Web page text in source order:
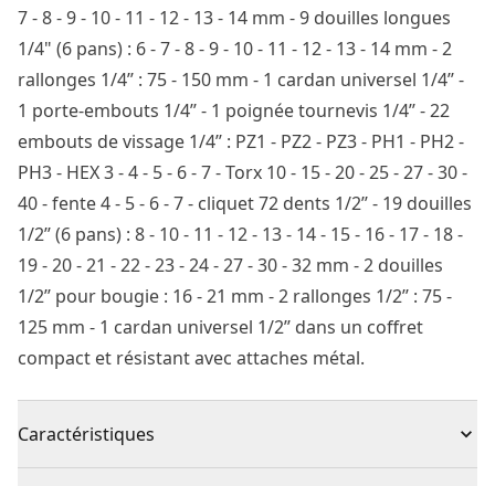
7 - 8 - 9 - 10 - 11 - 12 - 13 - 14 mm - 9 douilles longues
1/4" (6 pans) : 6 - 7 - 8 - 9 - 10 - 11 - 12 - 13 - 14 mm - 2
rallonges 1/4’’ : 75 - 150 mm - 1 cardan universel 1/4’’ -
1 porte-embouts 1/4’’ - 1 poignée tournevis 1/4’’ - 22
embouts de vissage 1/4’’ : PZ1 - PZ2 - PZ3 - PH1 - PH2 -
PH3 - HEX 3 - 4 - 5 - 6 - 7 - Torx 10 - 15 - 20 - 25 - 27 - 30 -
40 - fente 4 - 5 - 6 - 7 - cliquet 72 dents 1/2’’ - 19 douilles
1/2’’ (6 pans) : 8 - 10 - 11 - 12 - 13 - 14 - 15 - 16 - 17 - 18 -
19 - 20 - 21 - 22 - 23 - 24 - 27 - 30 - 32 mm - 2 douilles
1/2’’ pour bougie : 16 - 21 mm - 2 rallonges 1/2’’ : 75 -
125 mm - 1 cardan universel 1/2’’ dans un coffret
compact et résistant avec attaches métal.
Caractéristiques